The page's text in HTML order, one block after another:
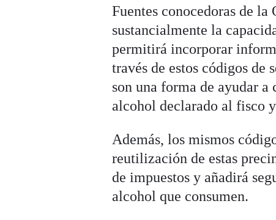
Fuentes conocedoras de
sustancialmente la
permitirá incorporar
través de estos códigos de
son una forma de ayudar
alcohol declarado al fisco
Además, los mismos
reutilización de estas
de impuestos y añadirá
alcohol que consumen.